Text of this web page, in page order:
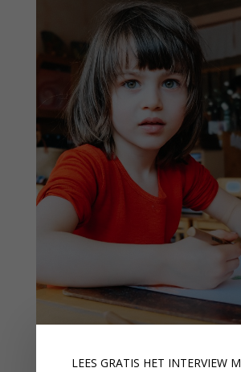
LEES GRATIS HET INTERVIEW M